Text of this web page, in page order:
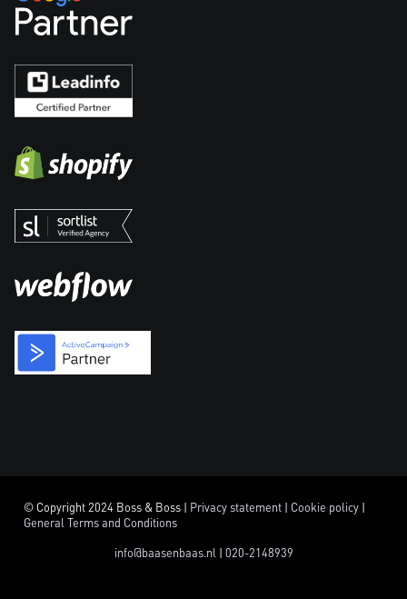
© Copyright 2024 Boss & Boss | Privacy statement | Cookie policy |
General Terms and Conditions
info@baasenbaas.nl| 020-2148939